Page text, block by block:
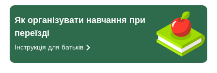
Як організувати навчання при
переїзді
Інструкція для батьків